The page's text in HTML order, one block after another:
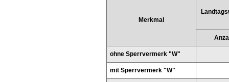
Merkmal
ohne Sperrvermerk "W"
mit Sperrvermerk "W"